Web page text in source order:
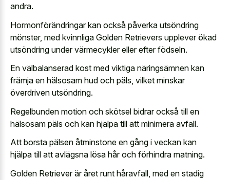
andra.
Hormonförändringar kan också påverka utsöndring
mönster, med kvinnliga Golden Retrievers upplever ökad
utsöndring under värmecykler eller efter födseln.
En välbalanserad kost med viktiga näringsämnen kan
främja en hälsosam hud och päls, vilket minskar
överdriven utsöndring.
Regelbunden motion och skötsel bidrar också till en
hälsosam päls och kan hjälpa till att minimera avfall.
Att borsta pälsen åtminstone en gång i veckan kan
hjälpa till att avlägsna lösa hår och förhindra matning.
Golden Retriever är året runt håravfall, med en stadig